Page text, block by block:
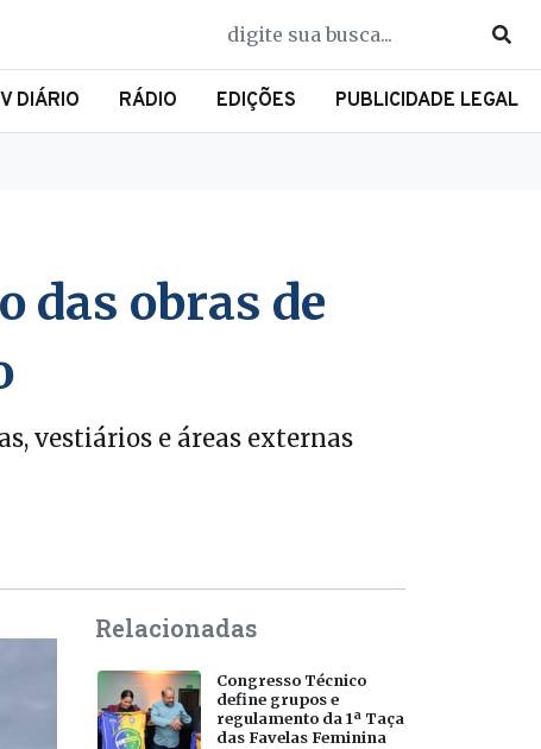
DIÁRIO RÁDIO EDIÇÕES PUBLICIDADE LEGAL
das obras de
vestiários e áreas externas
Relacionadas
Congresso Técnico
define grupos e
regulamento da 1ª Taça
das Favelas Feminina